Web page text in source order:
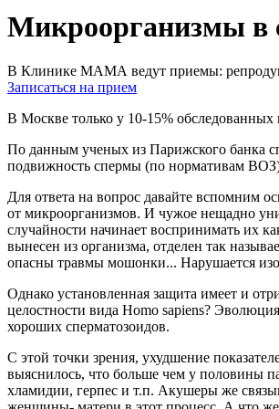
Микроорганизмы в
В Клинике МАМА ведут приемы:
Записаться на прием
В Москве только у 10-15%
По данным ученых из Парижского банка
подвижность спермы (по нормативам
Для ответа на вопрос давайте вспомним
от микроорганизмов. И чужое нещадно
случайности начинает воспринимать их
вынесен из организма, отделен так
опасны травмы мошонки... Нарушается
Однако установленная защита имеет и
целостности вида Homo sapiens?
хороших сперматозоидов.
С этой точки зрения, ухудшение
выяснилось, что больше чем у половины
хламидии, герпес и т.п. Акушеры же